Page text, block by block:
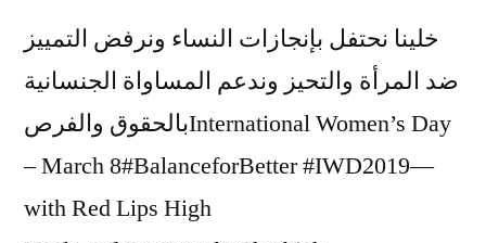
خلينا نحتفل بإنجازات النساء ونرفض التمييز
ضد المرأة والتحيز وندعم المساواة الجنسانية
بالحقوق والفرصInternational Women’s Day
– March 8#BalanceforBetter #IWD2019—
with Red Lips High